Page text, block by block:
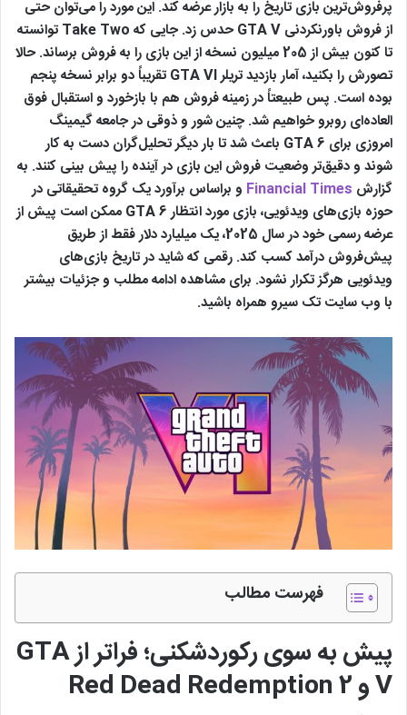
پرفروش‌ترین بازی تاریخ را به بازار عرضه کند. این مورد را می‌توان حتی
از فروش باورنکردنی GTA V حدس زد. جایی که Take Two توانسته
تا کنون بیش از 205 میلیون نسخه از این بازی را به فروش برساند. حالا
تصورش را بکنید، آمار بازدید تریلر GTA VI تقریباً دو برابر نسخه پنجم
بوده است. پس طبیعتاً در زمینه فروش هم با بازخورد و استقبال فوق
العاده‌ای روبرو خواهیم شد. چنین شور و ذوقی در جامعه گیمینگ
امروزی برای GTA 6 باعث شد تا بار دیگر تحلیل‌گران دست به کار
شوند و دقیق‌تر وضعیت فروش این بازی در آینده را پیش بینی کنند. به
گزارش
و براساس برآورد یک گروه تحقیقاتی در
حوزه بازی‌های ویدئویی، بازی مورد انتظار GTA 6 ممکن است پیش از
عرضه رسمی خود در سال 2025، یک میلیارد دلار فقط از طریق
پیش‌فروش درآمد کسب کند. رقمی که شاید در تاریخ بازی‌های
ویدئویی هرگز تکرار نشود. برای مشاهده ادامه مطلب و جزئیات بیشتر
با وب سایت تک سیرو همراه باشید.
فهرست مطالب
پیش به سوی رکوردشکنی؛ فراتر از GTA
V و Red Dead Redemption 2